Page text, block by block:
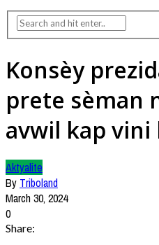
Konsèy
prete sèman
avwil kap vini
Aktyalite
By Triboland
March 30, 2024
0
Share: